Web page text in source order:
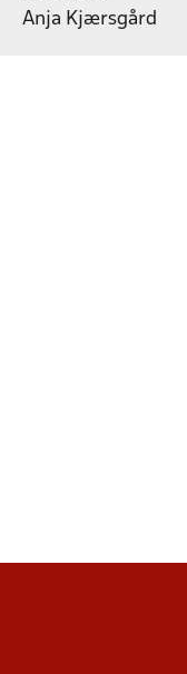
Anja Kjærsgård